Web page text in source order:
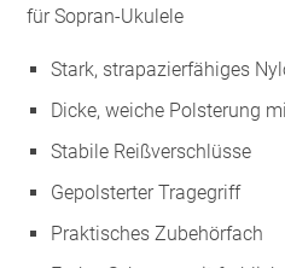
für Sopran-Ukulele
Stark, strapazierfähiges
Dicke, weiche Polsterung
Stabile Reißverschlüsse
Gepolsterter Tragegriff
Praktisches Zubehörfach